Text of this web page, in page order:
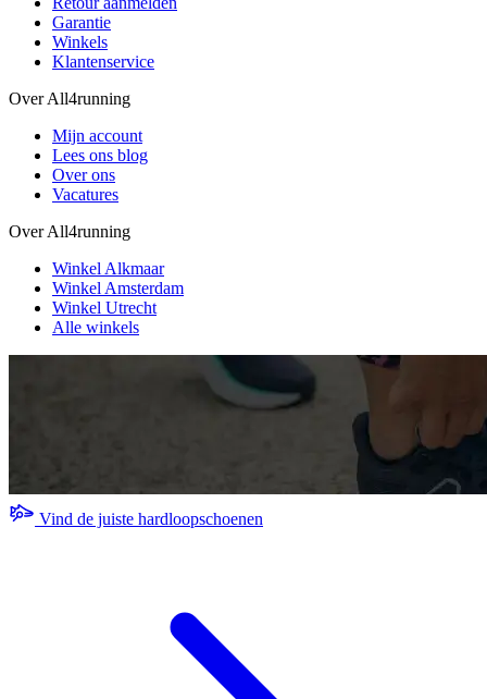
Garantie
Winkels
Klantenservice
Over All4running
Mijn account
Lees ons blog
Over ons
Vacatures
Over All4running
Winkel Alkmaar
Winkel Amsterdam
Winkel Utrecht
Alle winkels
Vind de juiste hardloopschoenen